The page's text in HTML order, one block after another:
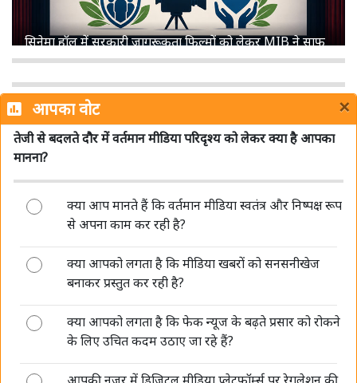
सिनेमा हॉल में सरकारी जागरूकता फिल्मों को लेकर MIB ने साफ
किए नियम, जानें क्या बदला
Sun TV Network का बड़ा ऐलान, 12 अगस्त को अंतरिम
डिविडेंड पर बोर्ड की बैठक
आपका वोट ×
तेजी से बदलते दौर में वर्तमान मीडिया परिदृश्य को लेकर क्या है आपका
मानना?
क्या आप मानते हैं कि वर्तमान मीडिया स्वतंत्र और निष्पक्ष रूप
से अपना काम कर रही है?
क्या आपको लगता है कि मीडिया खबरों को सनसनीखेज
बनाकर प्रस्तुत कर रही है?
क्या आपको लगता है कि फेक न्यूज के बढ़ते प्रसार को रोकने
के लिए उचित कदम उठाए जा रहे हैं?